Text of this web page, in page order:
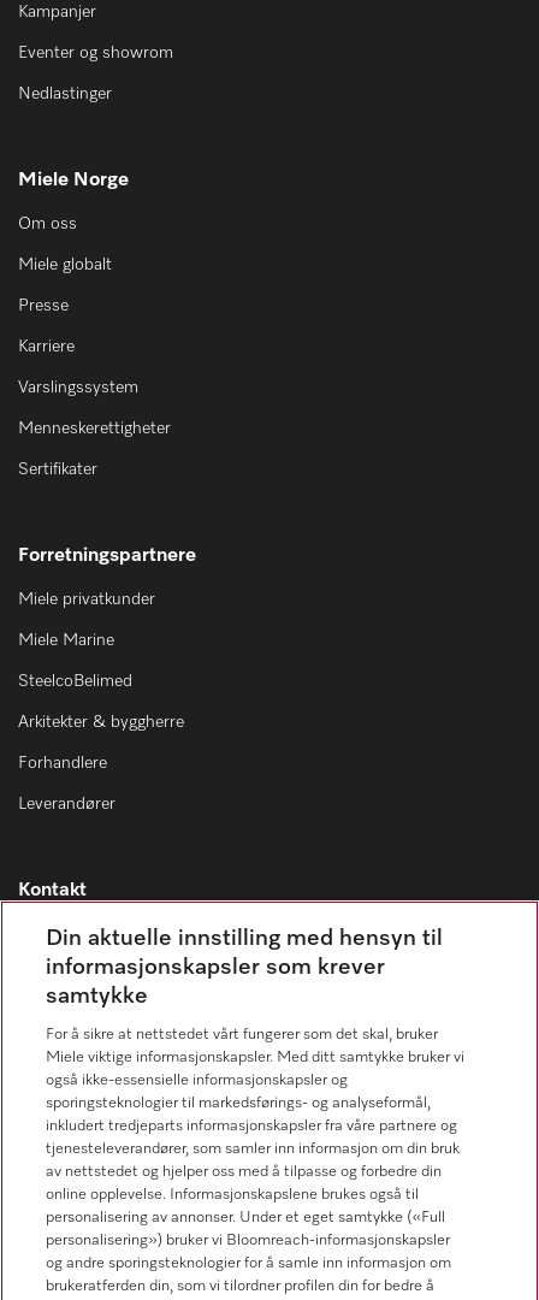
Kampanjer
Eventer og showrom
Nedlastinger
Miele Norge
Om oss
Miele globalt
Presse
Karriere
Varslingssystem
Menneskerettigheter
Sertifikater
Forretningspartnere
Miele privatkunder
Miele Marine
SteelcoBelimed
Arkitekter & byggherre
Forhandlere
Leverandører
Kontakt
Kontaktoversikt
Miele Professional Service
67 17 34 40
Forbrukerkontakt
67 17 31 00
Forhandlersøk
Din aktuelle innstilling med hensyn til
informasjonskapsler som krever
samtykke
For å sikre at nettstedet vårt fungerer som det skal, bruker
Miele viktige informasjonskapsler. Med ditt samtykke bruker vi
også ikke-essensielle informasjonskapsler og
sporingsteknologier til markedsførings- og analyseformål,
inkludert tredjeparts informasjonskapsler fra våre partnere og
tjenesteleverandører, som samler inn informasjon om din bruk
av nettstedet og hjelper oss med å tilpasse og forbedre din
online opplevelse. Informasjonskapslene brukes også til
personalisering av annonser. Under et eget samtykke («Full
personalisering») bruker vi Bloomreach-informasjonskapsler
og andre sporingsteknologier for å samle inn informasjon om
brukeratferden din, som vi tilordner profilen din for bedre å